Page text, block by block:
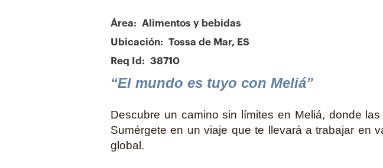
Área: Alimentos y bebidas
Ubicación: Tossa de Mar, ES
Req Id: 38710
“El mundo es tuyo con Meliá”
Descubre un camino sin límites en Meliá, donde
Sumérgete en un viaje que te llevará a trabajar en
global.